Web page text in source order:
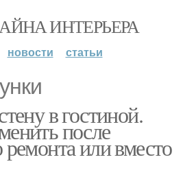
ИНТЕРЬЕРА
новости статьи
в гостиной.
после
ремонта или вместо